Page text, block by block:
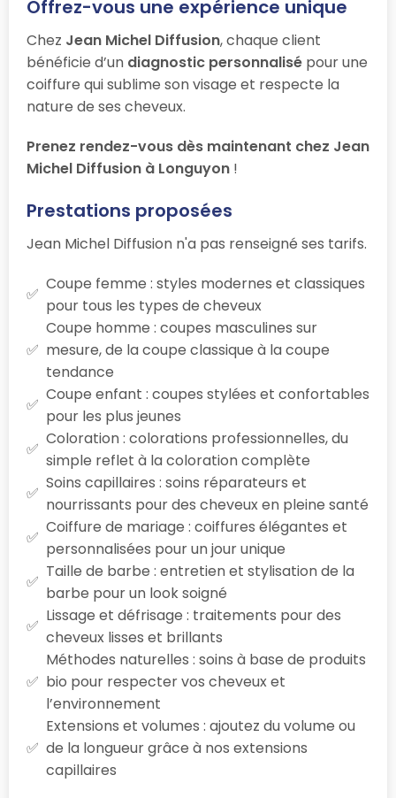
Offrez-vous une expérience unique
Chez Jean Michel Diffusion, chaque client
bénéficie d’un diagnostic personnalisé pour une
coiffure qui sublime son visage et respecte la
nature de ses cheveux.
Prenez rendez-vous dès maintenant chez Jean
Michel Diffusion à Longuyon !
Prestations proposées
Jean Michel Diffusion n'a pas renseigné ses tarifs.
Coupe femme : styles modernes et classiques
pour tous les types de cheveux
Coupe homme : coupes masculines sur
mesure, de la coupe classique à la coupe
tendance
Coupe enfant : coupes stylées et confortables
pour les plus jeunes
Coloration : colorations professionnelles, du
simple reflet à la coloration complète
Soins capillaires : soins réparateurs et
nourrissants pour des cheveux en pleine santé
Coiffure de mariage : coiffures élégantes et
personnalisées pour un jour unique
Taille de barbe : entretien et stylisation de la
barbe pour un look soigné
Lissage et défrisage : traitements pour des
cheveux lisses et brillants
Méthodes naturelles : soins à base de produits
bio pour respecter vos cheveux et
l’environnement
Extensions et volumes : ajoutez du volume ou
de la longueur grâce à nos extensions
capillaires